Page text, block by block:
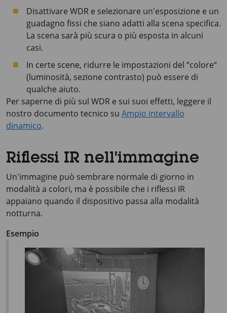
Disattivare WDR e selezionare un'esposizione e un
guadagno fissi che siano adatti alla scena specifica.
La scena sarà più scura o più esposta in alcuni
casi.
In certe scene, ridurre le impostazioni del “colore“
(luminosità, sezione contrasto) può essere di
qualche aiuto.
Per saperne di più sul WDR e sui suoi effetti, leggere il
nostro documento tecnico su Ampio intervallo
dinamico.
Riflessi IR nell'immagine
Un'immagine può sembrare normale di giorno in
modalità a colori, ma è possibile che i riflessi IR
appaiano quando il dispositivo passa alla modalità
notturna.
Esempio